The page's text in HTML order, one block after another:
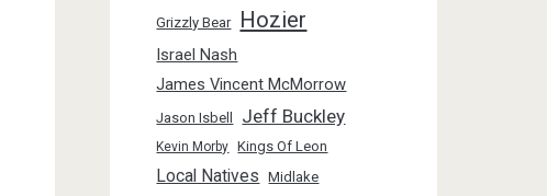
Grizzly Bear Hozier
Israel Nash
James Vincent McMorrow
Jason Isbell Jeff Buckley
Kevin Morby Kings Of Leon
Local Natives Midlake